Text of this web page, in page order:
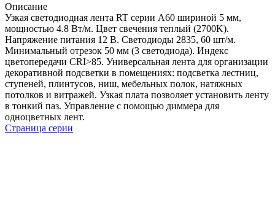
Описание
Узкая светодиодная лента RT серии A60 шириной 5 мм,
мощностью 4.8 Вт/м. Цвет свечения теплый (2700K).
Напряжение питания 12 В. Светодиоды 2835, 60 шт/м.
Минимальный отрезок 50 мм (3 светодиода). Индекс
цветопередачи CRI>85. Универсальная лента для организации
декоративной подсветки в помещениях: подсветка лестниц,
ступеней, плинтусов, ниш, мебельных полок, натяжных
потолков и витражей. Узкая плата позволяет установить ленту
в тонкий паз. Управление с помощью диммера для
одноцветных лент.
Страница серии